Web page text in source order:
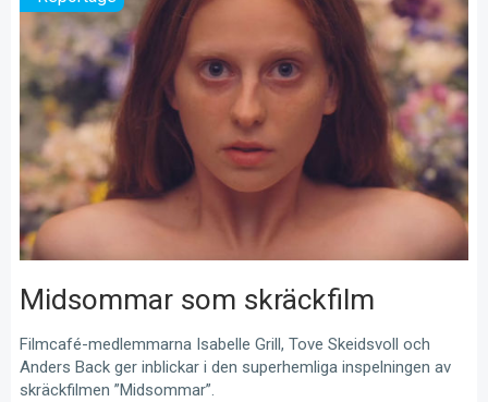
Midsommar som skräckfilm
Filmcafé-medlemmarna Isabelle Grill, Tove Skeidsvoll och
Anders Back ger inblickar i den superhemliga inspelningen av
skräckfilmen ”Midsommar”.